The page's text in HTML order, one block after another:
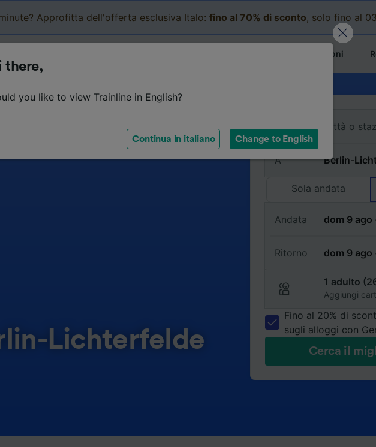
Approfitta dell'offerta esclusiva Italo: fino al 70% di sconto, solo fino al
Le mie prenotazioni
Lichterfelde
Da
A
Sola andata
Andata
Ritorno
1 adulto
Aggiungi
Fino al 20% di
sugli alloggi con
Cerca il
there,
you like to view Trainline in English?
Continua in italiano Change to English